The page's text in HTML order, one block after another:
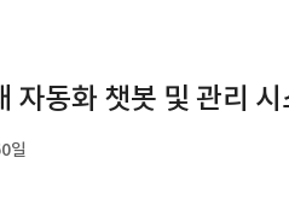
자동화 챗봇 및 관리
일